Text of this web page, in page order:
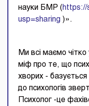
науки БМР ( https://
usp=sharing )».
Ми всі маємо
міф про те, що
хворих -
до психологів
Психолог -це